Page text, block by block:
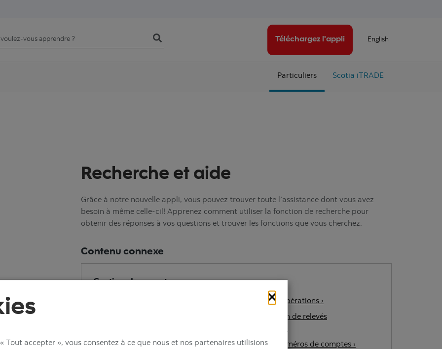
Téléchargez l'appli English
Particuliers Scotia iTRADE
Recherche et aide
Grâce à notre nouvelle appli, vous pouvez trouver toute l’assistance dont vous avez
besoin à même celle-cil! Apprenez comment utiliser la fonction de recherche pour
obtenir des réponses à vos questions et trouver les fonctions que vous cherchez.
Contenu connexe
Gestion du compte
Avis et info ›
Recherche d’opérations ›
Activer l’option de relevés
Afficher les numéros de comptes ›
Tout accepter », vous consentez à ce que nous et nos partenaires utilisions